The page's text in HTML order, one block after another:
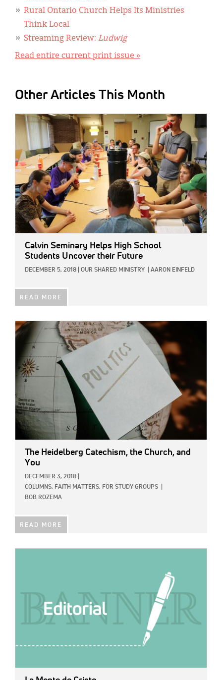
Rural Ontario Church Helps Its Ministries
Think Local
Streaming Review: Ludwig
Read entire current print issue »
Other Articles This Month
IMAGE:
Calvin Seminary Helps High School
Students Uncover their Future
DECEMBER 5, 2018 OUR SHARED MINISTRY AARON EINFELD
READ MORE
IMAGE:
The Heidelberg Catechism, the Church, and
You
DECEMBER 3, 2018
COLUMNS, FAITH MATTERS, FOR STUDY GROUPS
BOB ROZEMA
READ MORE